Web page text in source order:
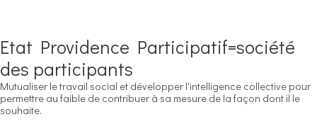
Etat Providence Participatif=société
des participants
Mutualiser le travail social et développer l'intelligence collective pour
permettre au faible de contribuer à sa mesure de la façon dont il le
souhaite.